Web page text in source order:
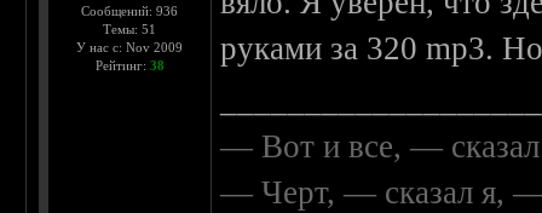
Сообщений: 936
Темы: 51
У нас с: Nov 2009
Рейтинг: 38
руками за 320 mp3.
— Вот и все, —
— Черт, — сказал я, —